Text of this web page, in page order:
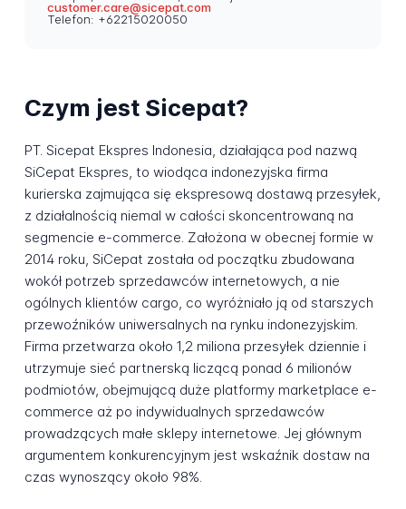
customer.care@sicepat.com
Telefon: +62215020050
Czym jest Sicepat?
PT. Sicepat Ekspres Indonesia, działająca pod nazwą
SiCepat Ekspres, to wiodąca indonezyjska firma
kurierska zajmująca się ekspresową dostawą przesyłek,
z działalnością niemal w całości skoncentrowaną na
segmencie e-commerce. Założona w obecnej formie w
2014 roku, SiCepat została od początku zbudowana
wokół potrzeb sprzedawców internetowych, a nie
ogólnych klientów cargo, co wyróżniało ją od starszych
przewoźników uniwersalnych na rynku indonezyjskim.
Firma przetwarza około 1,2 miliona przesyłek dziennie i
utrzymuje sieć partnerską liczącą ponad 6 milionów
podmiotów, obejmującą duże platformy marketplace e-
commerce aż po indywidualnych sprzedawców
prowadzących małe sklepy internetowe. Jej głównym
argumentem konkurencyjnym jest wskaźnik dostaw na
czas wynoszący około 98%.